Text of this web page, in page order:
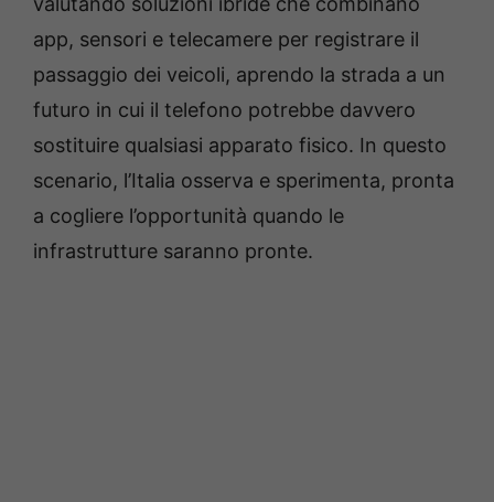
app, sensori e telecamere per registrare il
passaggio dei veicoli, aprendo la strada a un
futuro in cui il telefono potrebbe davvero
sostituire qualsiasi apparato fisico. In questo
scenario, l’Italia osserva e sperimenta, pronta
a cogliere l’opportunità quando le
infrastrutture saranno pronte.